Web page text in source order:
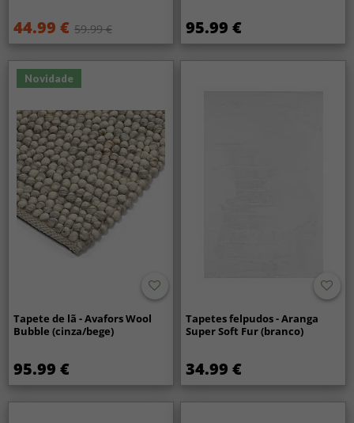
44.99 € 59.99 € 95.99 €
Novidade
Tapete de lã - Avafors Wool
Bubble (cinza/bege)
95.99 €
Tapetes felpudos - Aranga
Super Soft Fur (branco)
34.99 €